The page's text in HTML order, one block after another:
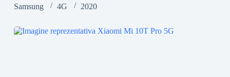
Samsung
4G 2020